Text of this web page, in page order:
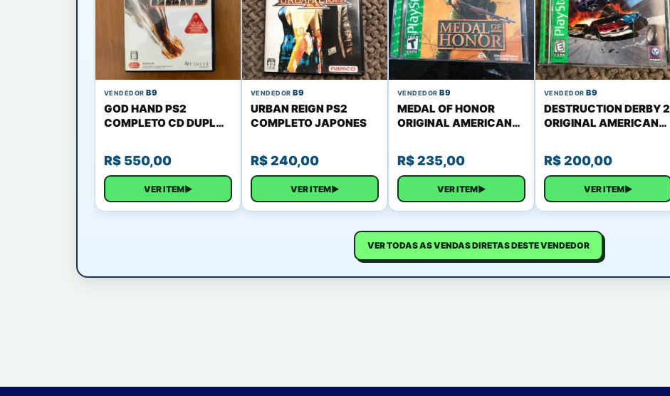
VENDEDOR B9
GOD HAND PS2
COMPLETO CD DUPLO
R$ 550,00
VER ITEM▶
VENDEDOR B9
URBAN REIGN PS2
COMPLETO JAPONES
R$240,00
VER ITEM▶
VENDEDOR B9
MEDAL OF HONOR
ORIGINAL AMERICANO
COMPLETO
R$235,00
VER ITEM▶
VENDEDOR B9
DESTRUCTION DERBY 2
ORIGINAL AMERICANO
COMPLETO
R$200,00
VER ITEM▶
VER TODAS AS VENDAS DIRETAS DESTE VENDEDOR